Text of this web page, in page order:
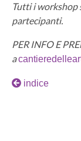
Tutti i workshop
partecipanti.
PER INFO E
a
indice